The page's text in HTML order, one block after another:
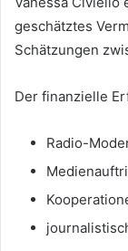
geschätztes
Schätzungen
Der finanzielle
Radio-